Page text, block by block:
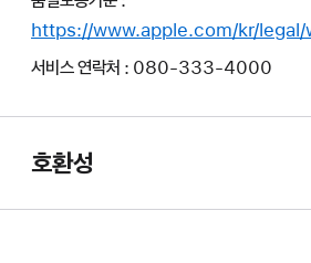
https://www.apple.com/kr/legal/
서비스 연락처 : 080-333-4000
호환성